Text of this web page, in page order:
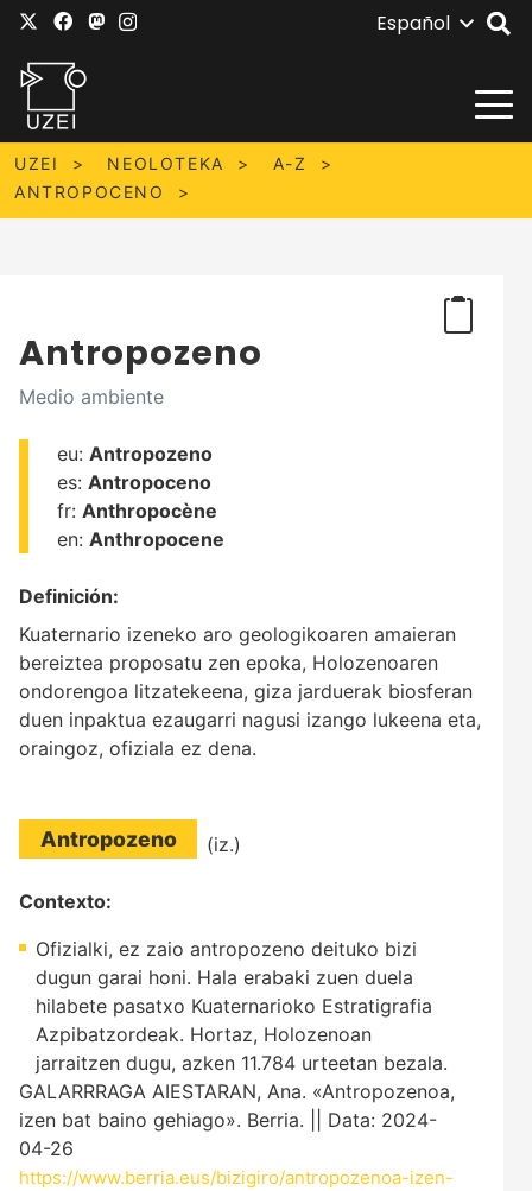
Español
UZEI NEOLOTEKA
A-Z
ANTROPOCENO
Antropozeno
Medio ambiente
eu: Antropozeno
es: Antropoceno
fr: Anthropocène
en: Anthropocene
Definición:
Kuaternario izeneko aro geologikoaren amaieran
bereiztea proposatu zen epoka, Holozenoaren
ondorengoa litzatekeena, giza jarduerak biosferan
duen inpaktua ezaugarri nagusi izango lukeena eta,
oraingoz, ofiziala ez dena.
Antropozeno (iz.)
Contexto:
Ofizialki, ez zaio antropozeno deituko bizi
dugun garai honi. Hala erabaki zuen duela
hilabete pasatxo Kuaternarioko Estratigrafia
Azpibatzordeak. Hortaz, Holozenoan
jarraitzen dugu, azken 11.784 urteetan bezala.
GALARRRAGA AIESTARAN, Ana. «Antropozenoa,
izen bat baino gehiago». Berria. || Data: 2024-
04-26
https://www.berria.eus/bizigiro/antropozenoa-izen-